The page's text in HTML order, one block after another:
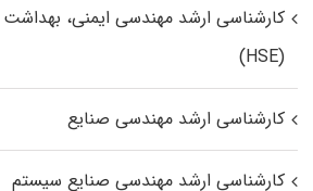
کارشناسی ارشد مهندسی ایمنی،
(HSE)
کارشناسی ارشد مهندسی صنایع
کارشناسی ارشد مهندسی صنایع سیستم